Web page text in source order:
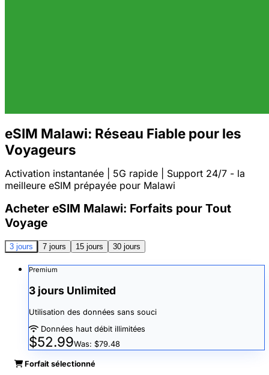
eSIM Malawi: Réseau Fiable pour les
Voyageurs
Activation instantanée | 5G rapide | Support 24/7 - la
meilleure eSIM prépayée pour Malawi
Acheter eSIM Malawi: Forfaits pour Tout
Voyage
3 jours 7 jours 15 jours 30 jours
Premium
3 jours Unlimited
Utilisation des données sans souci
Données haut débit illimitées
$52.99Was: $79.48
Forfait sélectionné